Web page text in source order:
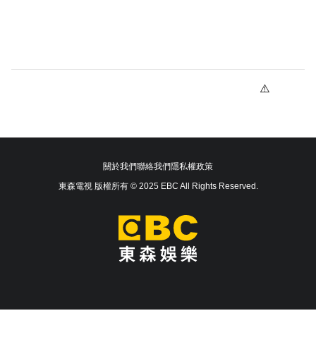
關於我們聯絡我們隱私權政策
東森電視 版權所有 © 2025 EBC All Rights Reserved.